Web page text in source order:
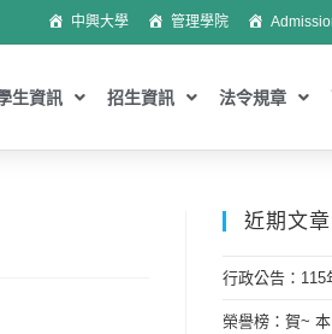
中興大學 管理學院
生資訊 招生資訊 法令規章
近期文章
行政公告：115
榮譽榜：賀~